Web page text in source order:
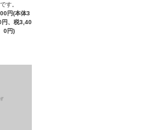
です。
円(本体3
円、税3,40
0円)